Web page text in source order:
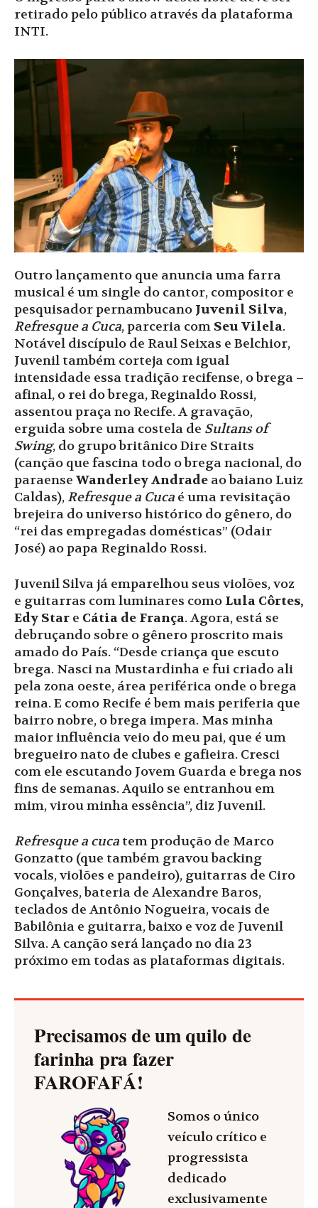
retirado pelo público através da plataforma
INTI.
Outro lançamento que anuncia uma farra
musical é um single do cantor, compositor e
pesquisador pernambucano Juvenil Silva,
Refresque a Cuca, parceria com Seu Vilela.
Notável discípulo de Raul Seixas e Belchior,
Juvenil também corteja com igual
intensidade essa tradição recifense, o brega –
afinal, o rei do brega, Reginaldo Rossi,
assentou praça no Recife. A gravação,
erguida sobre uma costela de Sultans of
Swing, do grupo britânico Dire Straits
(canção que fascina todo o brega nacional, do
paraense Wanderley Andrade ao baiano Luiz
Caldas), Refresque a Cuca é uma revisitação
brejeira do universo histórico do gênero, do
“rei das empregadas domésticas” (Odair
José) ao papa Reginaldo Rossi.
Juvenil Silva já emparelhou seus violões, voz
e guitarras com luminares como Lula Côrtes,
Edy Star e Cátia de França. Agora, está se
debruçando sobre o gênero proscrito mais
amado do País. “Desde criança que escuto
brega. Nasci na Mustardinha e fui criado ali
pela zona oeste, área periférica onde o brega
reina. E como Recife é bem mais periferia que
bairro nobre, o brega impera. Mas minha
maior influência veio do meu pai, que é um
bregueiro nato de clubes e gafieira. Cresci
com ele escutando Jovem Guarda e brega nos
fins de semanas. Aquilo se entranhou em
mim, virou minha essência”, diz Juvenil.
Refresque a cuca tem produção de Marco
Gonzatto (que também gravou backing
vocals, violões e pandeiro), guitarras de Ciro
Gonçalves, bateria de Alexandre Baros,
teclados de Antônio Nogueira, vocais de
Babilônia e guitarra, baixo e voz de Juvenil
Silva. A canção será lançado no dia 23
próximo em todas as plataformas digitais.
Precisamos de um quilo de
farinha pra fazer
FAROFAFÁ!
Somos o único
veículo crítico e
progressista
dedicado
exclusivamente